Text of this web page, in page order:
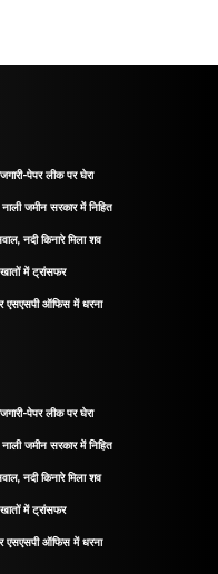
पेपर लीक पर घेरा
जमीन सरकार में निहित
नदी किनारे मिला शव
में ट्रांसफर
एसएसपी ऑफिस में धरना
पेपर लीक पर घेरा
जमीन सरकार में निहित
नदी किनारे मिला शव
में ट्रांसफर
एसएसपी ऑफिस में धरना